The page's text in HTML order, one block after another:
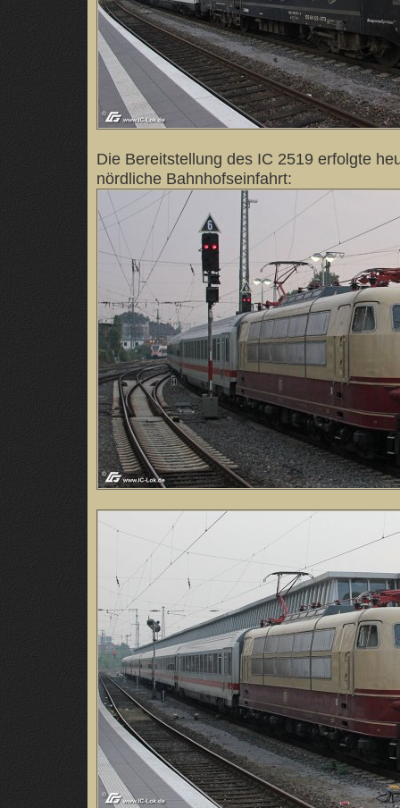
Die Bereitstellung des IC 2519 erfolgte
nördliche Bahnhofseinfahrt: